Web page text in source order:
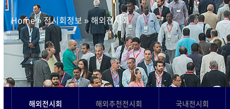
Home»전시회정보 »해외전시회
해외전시회 해외추천전시회 국내전시회